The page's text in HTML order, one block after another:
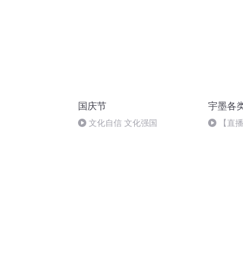
国庆节
文化自信 文化强国
宇墨各
【直